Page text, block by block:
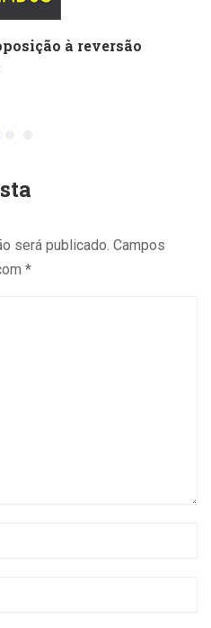
à reversão
será publicado. Campos
*